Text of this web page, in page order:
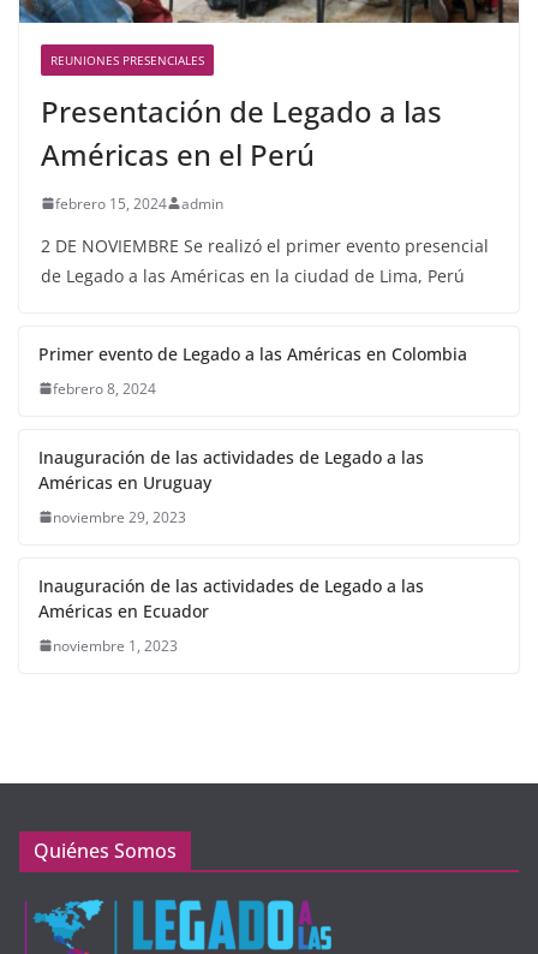
REUNIONES PRESENCIALES
Presentación de Legado a las
Américas en el Perú
febrero 15, 2024 admin
2 DE NOVIEMBRE Se realizó el primer evento presencial
de Legado a las Américas en la ciudad de Lima, Perú
Primer evento de Legado a las Américas en Colombia
febrero 8, 2024
Inauguración de las actividades de Legado a las
Américas en Uruguay
noviembre 29, 2023
Inauguración de las actividades de Legado a las
Américas en Ecuador
noviembre 1, 2023
Quiénes Somos